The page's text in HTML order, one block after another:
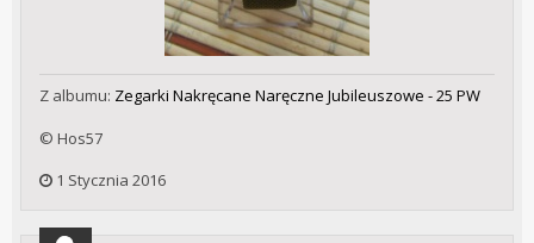
Z albumu: Zegarki Nakręcane Naręczne Jubileuszowe - 25 PW
© Hos57
1 Stycznia 2016